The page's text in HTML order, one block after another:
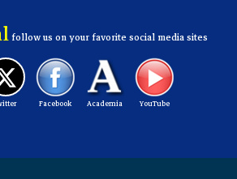
follow us on your favorite social media sites
YouTube
Academia
Facebook